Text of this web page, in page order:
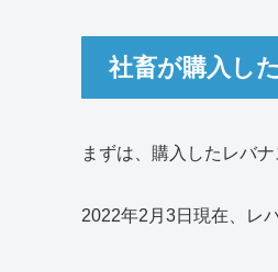
社畜が購入し
まずは、購入したレバナ
2022年2月3日現在、レ